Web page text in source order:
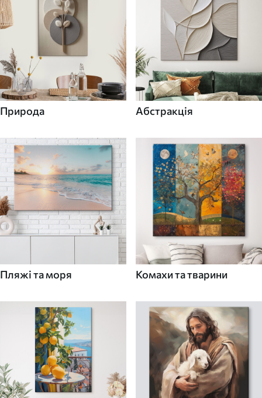
Природа Абстракція
Пляжі та моря Комахи та тварини